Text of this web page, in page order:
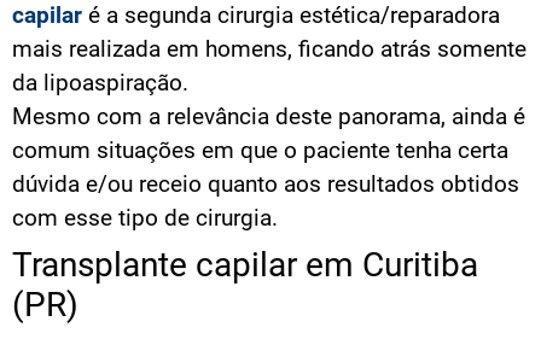
capilar é a segunda cirurgia estética/reparadora
mais realizada em homens, ficando atrás somente
da lipoaspiração.
Mesmo com a relevância deste panorama, ainda é
comum situações em que o paciente tenha certa
dúvida e/ou receio quanto aos resultados obtidos
com esse tipo de cirurgia.
Transplante capilar em Curitiba
(PR)